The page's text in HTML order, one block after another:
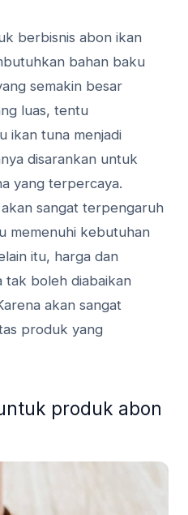
berbisnis abon ikan
bahan baku
semakin besar
luas, tentu
ikan tuna menjadi
disarankan untuk
yang terpercaya.
sangat terpengaruh
memenuhi kebutuhan
itu, harga dan
tak boleh diabaikan
akan sangat
produk yang
produk abon